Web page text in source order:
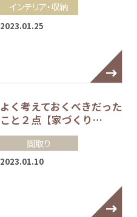
インテリア・収納
2023.01.25
よく考えておくべきだった
こと２点【家づくり…
間取り
2023.01.10